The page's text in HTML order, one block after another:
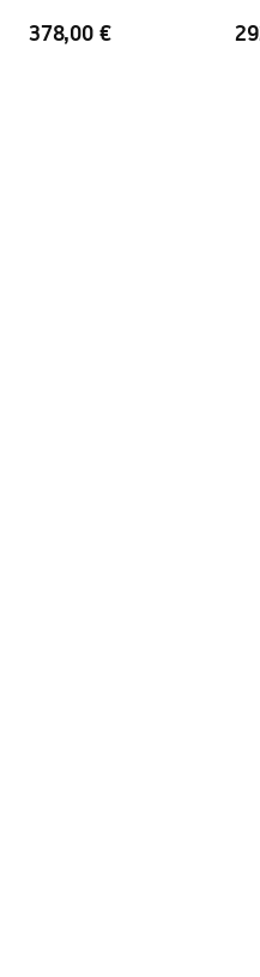
Anschlussmaß
378,00 €